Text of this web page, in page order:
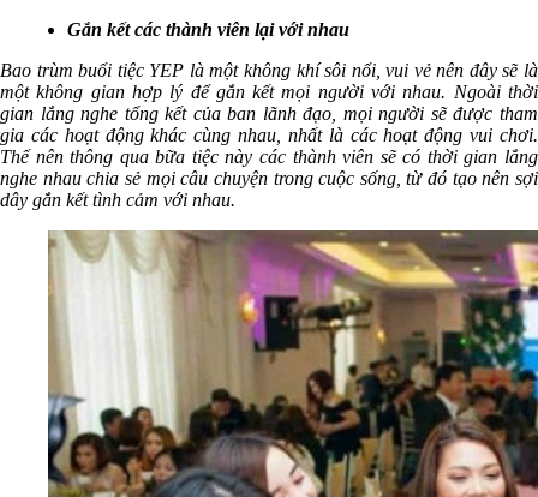
Gắn kết các thành viên lại với nhau
Bao trùm buổi tiệc YEP là một không khí sôi nổi, vui vẻ nên đây sẽ là
một không gian hợp lý để gắn kết mọi người với nhau. Ngoài thời
gian lắng nghe tổng kết của ban lãnh đạo, mọi người sẽ được tham
gia các hoạt động khác cùng nhau, nhất là các hoạt động vui chơi.
Thế nên thông qua bữa tiệc này các thành viên sẽ có thời gian lắng
nghe nhau chia sẻ mọi câu chuyện trong cuộc sống, từ đó tạo nên sợi
dây gắn kết tình cảm với nhau.